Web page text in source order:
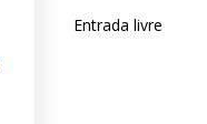
Entrada livre